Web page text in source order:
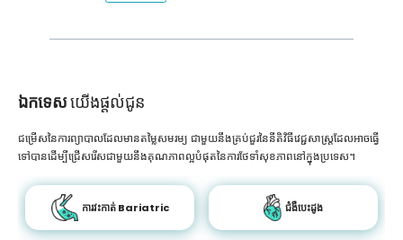
ឯកទេសយើងផ្តល់ជូន
ជម្រើសនៃការព្យាបាលដែលមានតម្លៃសមរម្យ ជាមួយនឹងគ្រប់ជួរនៃនីតិវិធីវេជ្ជសាស្រ្តដែលអាចធ្វើ
ទៅបានដើម្បីជ្រើសរើសជាមួយនឹងគុណភាពល្អបំផុតនៃការថែទាំសុខភាពនៅក្នុងប្រទេស។
ការវះកាត់ Bariatric ជំងឺបេះដូង